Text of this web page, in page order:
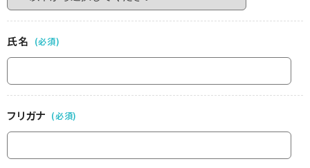
氏名 (必須)
フリガナ (必須)